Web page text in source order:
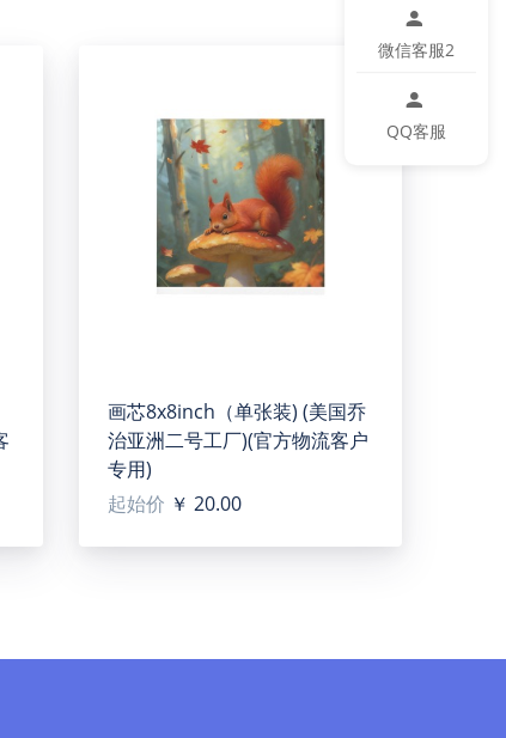
、位置及大小等误差，如遇以上问题均属
restaurants, or it can be used for
in pixels (W x H): 1181x 1772or higher /
画芯8x8inch（单张装) (美国乔
治亚洲二号工厂)(官方物流客户
专用)
起始价 ￥ 20.00
微信客服2
QQ客服